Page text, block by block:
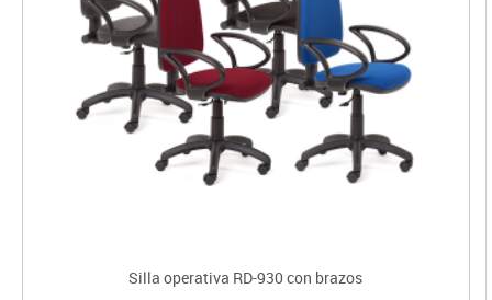
Silla operativa RD-930 con brazos